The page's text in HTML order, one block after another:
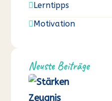
 Lerntipps
 Motivation
Neuste Beiträge